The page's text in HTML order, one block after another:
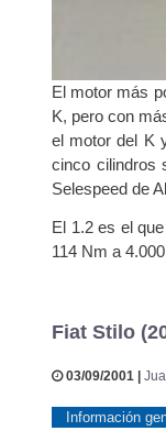
El motor más
K, pero con
el motor del K
cinco cilindros
Selespeed de
El 1.2 es el
114 Nm a
Fiat Stilo
03/09/2001 |
Información